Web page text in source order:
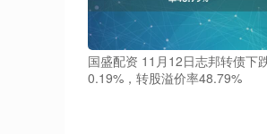
国盛配资 11月12日志邦转债下
0.19%，转股溢价率48.79%